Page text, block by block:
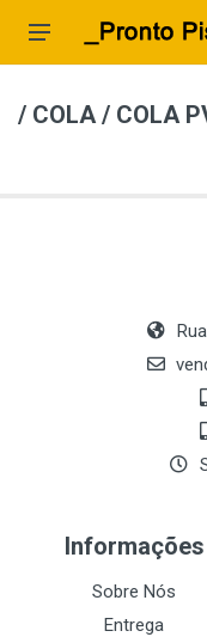
/ COLA / COLA
Informações
Sobre Nós
Entrega